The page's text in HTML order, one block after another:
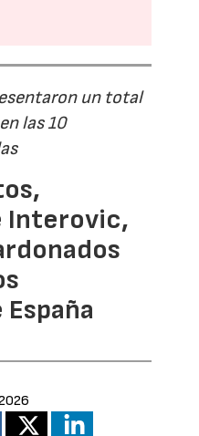
un total
las 10
Interovic,